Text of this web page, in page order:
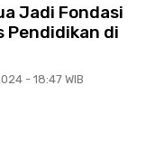
Jadi Fondasi
Pendidikan di
- 18:47 WIB